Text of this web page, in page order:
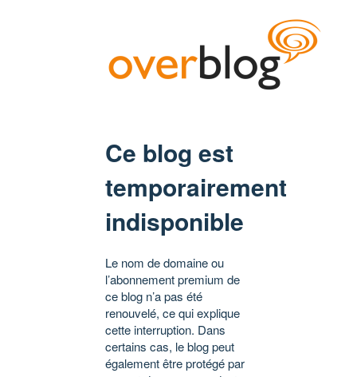
Ce blog est
temporairement
indisponible
Le nom de domaine ou
l’abonnement premium de
ce blog n’a pas été
renouvelé, ce qui explique
cette interruption. Dans
certains cas, le blog peut
également être protégé par